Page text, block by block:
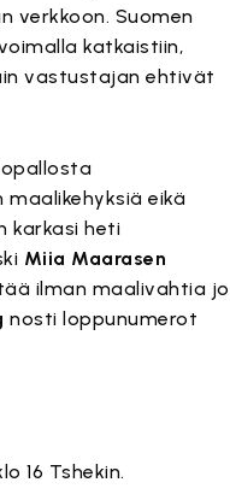
verkkoon. Suomen
katkaistiin,
vastustajan ehtivät
eikä
karkasi heti
Miia Maarasen
ilman maalivahtia jo
nosti loppunumerot
16 Tshekin.